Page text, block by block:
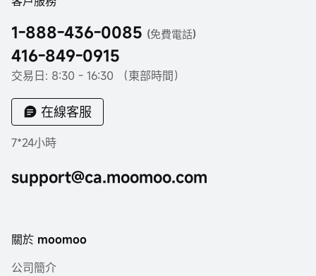
1-888-436-0085 (免費電話)
416-849-0915
交易日: 8:30 - 16:30 （東部時間）
在線客服
7*24小時
support@ca.moomoo.com
關於 moomoo
公司簡介